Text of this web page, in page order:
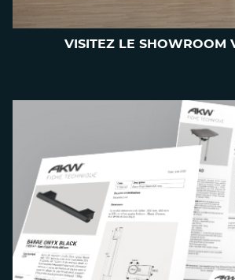
VISITEZ LE SHOWROOM